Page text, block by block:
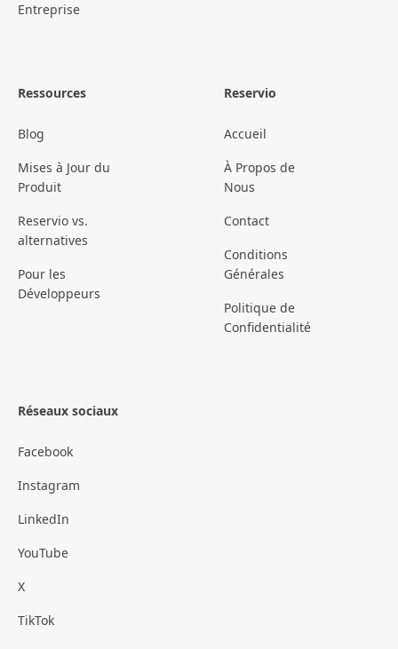
Entreprise
Ressources
Blog
Mises à Jour du
Produit
Reservio vs.
alternatives
Pour les
Développeurs
Reservio
Accueil
À Propos de
Nous
Contact
Conditions
Générales
Politique de
Confidentialité
Réseaux sociaux
Facebook
Instagram
LinkedIn
YouTube
X
TikTok